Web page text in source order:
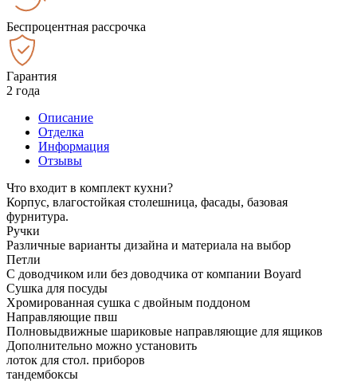
Беспроцентная рассрочка
Гарантия
2 года
Описание
Отделка
Информация
Отзывы
Что входит в комплект кухни?
Корпус, влагостойкая столешница, фасады, базовая
фурнитура.
Ручки
Различные варианты дизайна и материала на выбор
Петли
С доводчиком или без доводчика от компании Boyard
Сушка для посуды
Хромированная сушка с двойным поддоном
Направляющие пвш
Полновыдвижные шариковые направляющие для ящиков
Дополнительно можно установить
лоток для стол. приборов
тандембоксы